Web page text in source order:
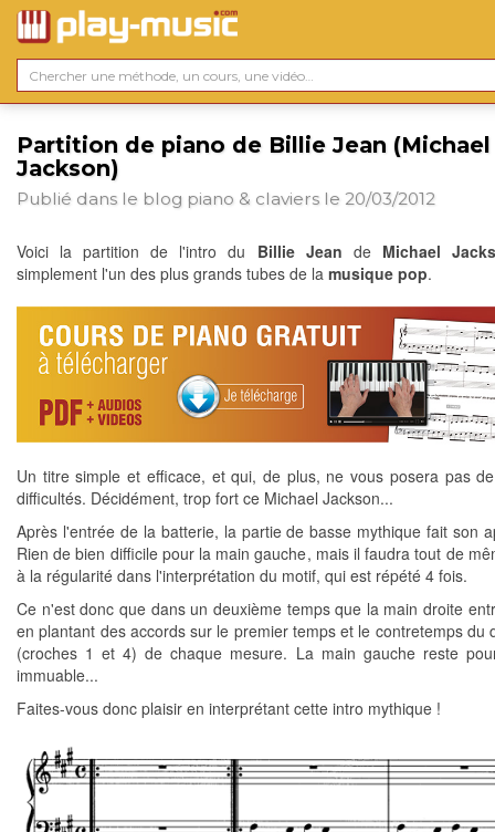
Partition de piano de Billie Jean (Michael
Jackson)
Publié dans le blog piano & claviers le 20/03/2012
Voici la partition de l'intro du Billie Jean de Michael
simplement l'un des plus grands tubes de la musique pop.
Un titre simple et efficace, et qui, de plus, ne vous posera pas
difficultés. Décidément, trop fort ce Michael Jackson...
Après l'entrée de la batterie, la partie de basse mythique fait son
Rien de bien difficile pour la main gauche, mais il faudra tout de
à la régularité dans l'interprétation du motif, qui est répété 4 fois.
Ce n'est donc que dans un deuxième temps que la main droite
en plantant des accords sur le premier temps et le contretemps du
(croches 1 et 4) de chaque mesure. La main gauche reste
immuable...
Faites-vous donc plaisir en interprétant cette intro mythique !